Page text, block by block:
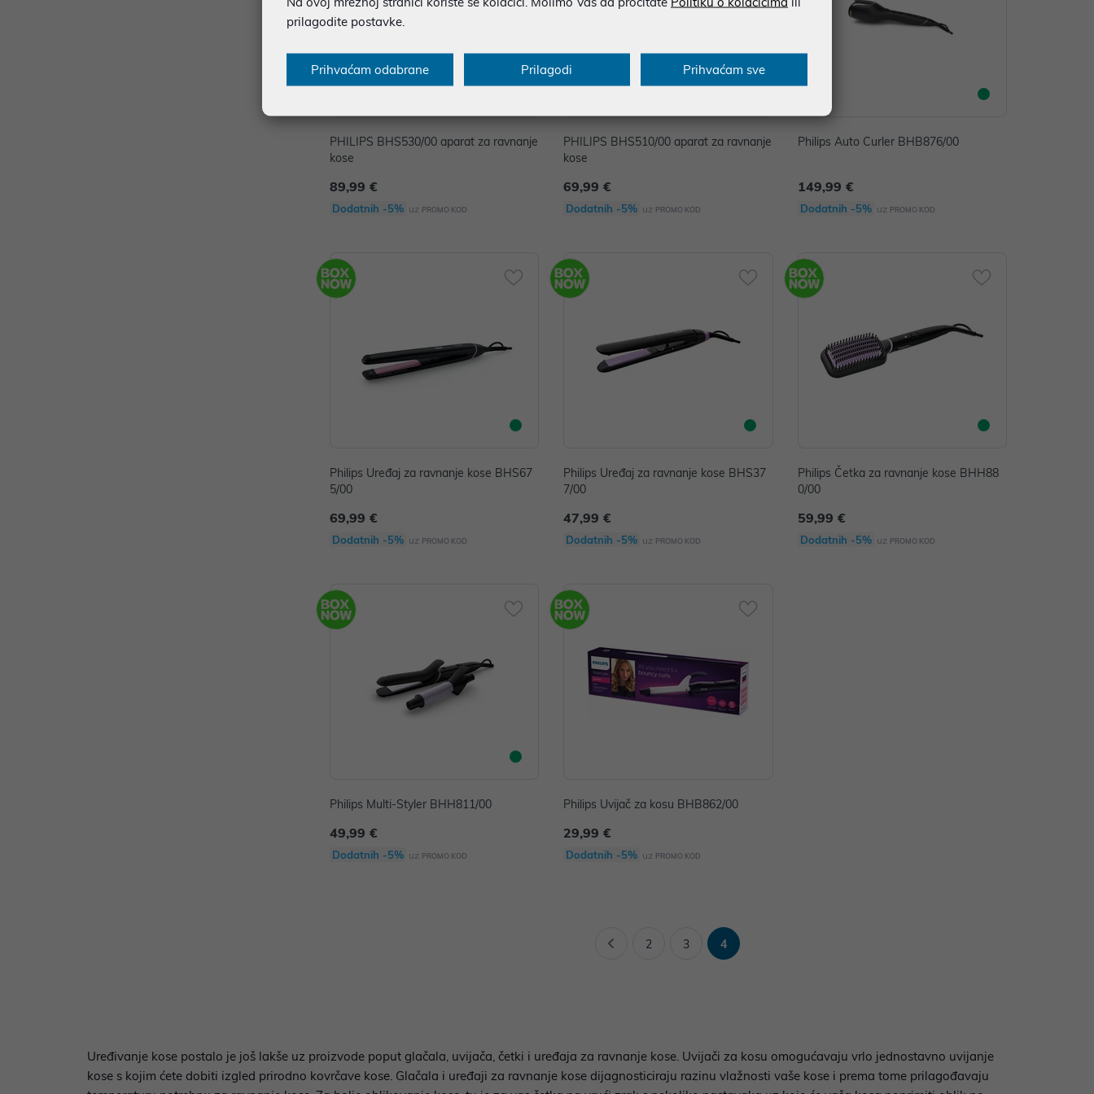
PHILIPS BHS530/00 aparat za ravnanje
kose
89,99 €
Dodatnih -5% uz PROMO KOD
PHILIPS BHS510/00 aparat za ravnanje
kose
69,99 €
Dodatnih -5% uz PROMO KOD
Philips Auto Curler BHB876/00
149,99 €
Dodatnih -5% uz PROMO KOD
Philips Uređaj za ravnanje kose BHS67
5/00
69,99 €
Dodatnih -5% uz PROMO KOD
Philips Uređaj za ravnanje kose BHS37
7/00
47,99 €
Dodatnih -5% uz PROMO KOD
Philips Četka za ravnanje kose BHH88
0/00
59,99 €
Dodatnih -5% uz PROMO KOD
Philips Multi-Styler BHH811/00
49,99 €
Dodatnih -5% uz PROMO KOD
Philips Uvijač za kosu BHB862/00
29,99 €
Dodatnih -5% uz PROMO KOD
2 3 4
Uređivanje kose postalo je još lakše uz proizvode poput glačala, uvijača, četki i uređaja za ravnanje kose. Uvijači za kosu omogućavaju vrlo jednostavno uvijanje
kose s kojim ćete dobiti izgled prirodno kovrčave kose. Glačala i uređaji za ravnanje kose dijagnosticiraju razinu vlažnosti vaše kose i prema tome prilagođavaju
prilagodite postavke.
Prihvaćam odabrane Prilagodi Prihvaćam sve